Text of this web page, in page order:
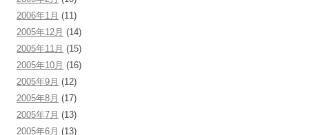
2006年1月 (11)
2005年12月 (14)
2005年11月 (15)
2005年10月 (16)
2005年9月 (12)
2005年8月 (17)
2005年7月 (13)
2005年6月 (13)